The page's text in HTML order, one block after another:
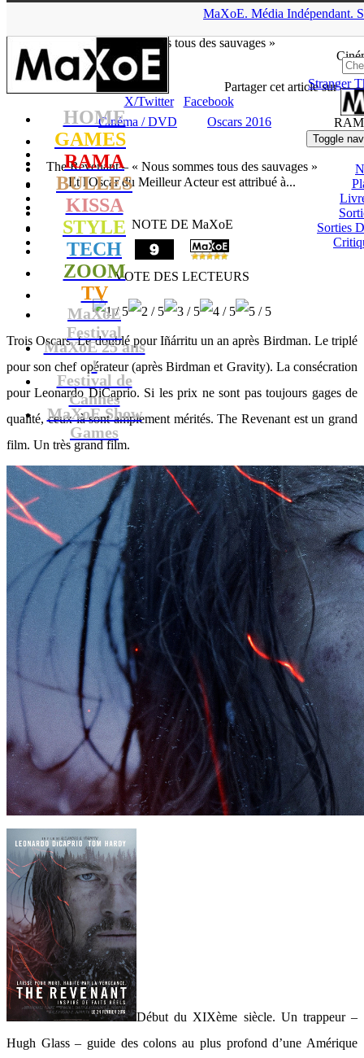
MaXoE. Média Indépendant.
HOME
GAMES
RAMA
BULLES
KISSA
STYLE
TECH
ZOOM
TV
MaXoE
Festival
MaXoE 25 ans
!
Festival de
Cannes
MaXoE Show
Games
Ciné
Stranger
Toggle
Sorties
« Nous sommes tous des sauvages »
Partager cet article sur
X/Twitter
Facebook
Cinéma / DVD
Oscars 2016
The Revenant – « Nous sommes tous des sauvages »
Et l'Oscar du Meilleur Acteur est attribué à...
NOTE DE MaXoE
VOTE DES LECTEURS
Trois Oscars. Le doublé pour Iñárritu un an après Birdman. Le triplé
pour son chef opérateur (après Birdman et Gravity). La consécration
pour Leonardo DiCaprio. Si les prix ne sont pas toujours gages de
qualité, ceux-là sont amplement mérités. The Revenant est un grand
film. Un très grand film.
Début du XIXème siècle. Un trappeur –
Hugh Glass – guide des colons au plus profond d’une Amérique